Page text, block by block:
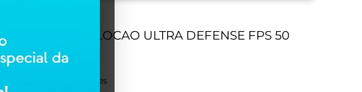
BANANA BOAT LOCAO ULTRA DEFENSE FPS 50
60ML
28814
0 avaliações